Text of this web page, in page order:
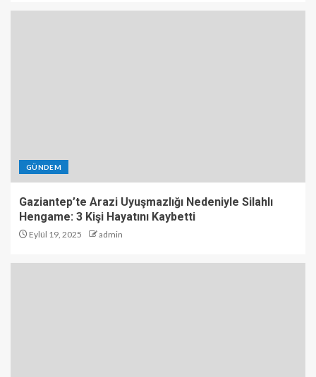
GÜNDEM
Gaziantep’te Arazi Uyuşmazlığı Nedeniyle Silahlı
Hengame: 3 Kişi Hayatını Kaybetti
Eylül 19, 2025 admin